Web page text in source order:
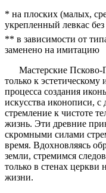
* на плоских (малых,
укрепленный левкас
** в зависимости от
заменено на имитацию
Мастерские Псково-
только к
процесса создания
искусства иконописи, с
стремление к чистоте
жизнь. Эти древние
скромными силами
время. Вдохновляясь
земли, стремимся
только в стенах церкви
жизни.